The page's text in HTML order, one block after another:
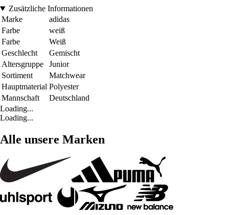
Zusätzliche Informationen
Marke
adidas
Farbe
weiß
Farbe
Weiß
Geschlecht
Gemischt
Altersgruppe
Junior
Sortiment
Matchwear
Hauptmaterial Polyester
Mannschaft
Deutschland
Loading...
Loading...
Alle unsere Marken